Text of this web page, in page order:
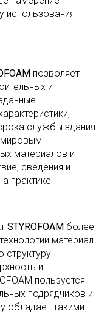
использования
позволяет
и
службы здания.
мировым
материалов и
сведения и
практике
STYROFOAM более
материал
структуру
и
пользуется
подрядчиков и
обладает такими